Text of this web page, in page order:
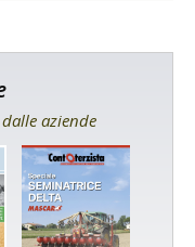
aziende